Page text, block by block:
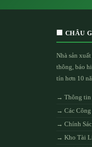
🏢 CHÂU
Nhà sản
thông, báo
tín hơn 10
→ Thông tin
→ Các
→ Chính
→ Kho Tài